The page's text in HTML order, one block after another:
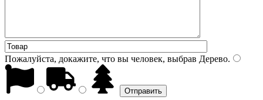
Пожалуйста, докажите, что вы человек, выбрав Дерево.